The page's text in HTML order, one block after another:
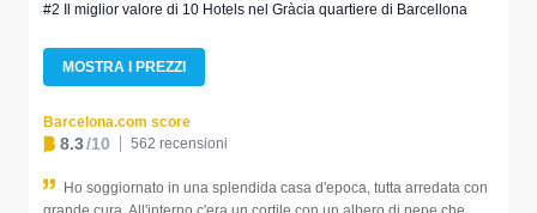
#2 Il miglior valore di 10 Hotels nel Gràcia quartiere di Barcellona
MOSTRA I PREZZI
Barcelona.com score
8.3/10 562 recensioni
Ho soggiornato in una splendida casa d'epoca, tutta arredata con